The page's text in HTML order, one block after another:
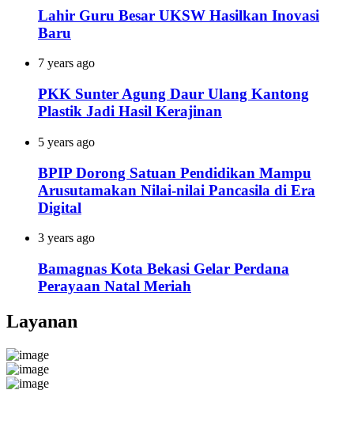
Lahir Guru Besar UKSW Hasilkan Inovasi
Baru
7 years ago
PKK Sunter Agung Daur Ulang Kantong
Plastik Jadi Hasil Kerajinan
5 years ago
BPIP Dorong Satuan Pendidikan Mampu
Arusutamakan Nilai-nilai Pancasila di Era
Digital
3 years ago
Bamagnas Kota Bekasi Gelar Perdana
Perayaan Natal Meriah
Layanan